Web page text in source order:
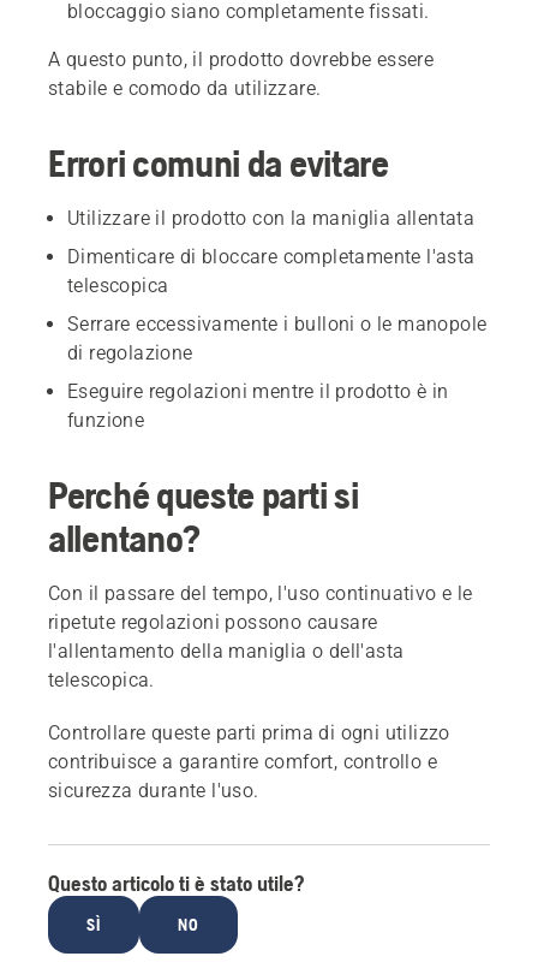
bloccaggio siano completamente fissati.
A questo punto, il prodotto dovrebbe essere
stabile e comodo da utilizzare.
Errori comuni da evitare
Utilizzare il prodotto con la maniglia allentata
Dimenticare di bloccare completamente l'asta
telescopica
Serrare eccessivamente i bulloni o le manopole
di regolazione
Eseguire regolazioni mentre il prodotto è in
funzione
Perché queste parti si
allentano?
Con il passare del tempo, l'uso continuativo e le
ripetute regolazioni possono causare
l'allentamento della maniglia o dell'asta
telescopica.
Controllare queste parti prima di ogni utilizzo
contribuisce a garantire comfort, controllo e
sicurezza durante l'uso.
Questo articolo ti è stato utile?
SÌ NO